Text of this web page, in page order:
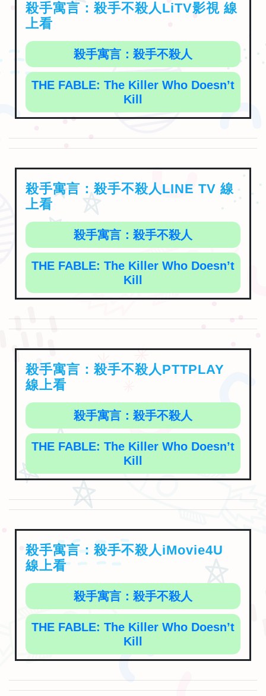
殺手寓言：殺手不殺人LiTV影視 線
上看
殺手寓言：殺手不殺人
THE FABLE: The Killer Who Doesn’t
Kill
殺手寓言：殺手不殺人LINE TV 線
上看
殺手寓言：殺手不殺人
THE FABLE: The Killer Who Doesn’t
Kill
殺手寓言：殺手不殺人PTTPLAY
線上看
殺手寓言：殺手不殺人
THE FABLE: The Killer Who Doesn’t
Kill
殺手寓言：殺手不殺人iMovie4U
線上看
殺手寓言：殺手不殺人
THE FABLE: The Killer Who Doesn’t
Kill